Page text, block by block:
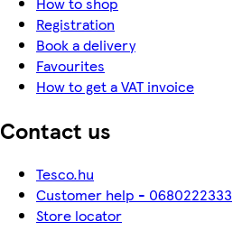
Registration
Book a delivery
Favourites
How to get a VAT invoice
Contact us
Tesco.hu
Customer help - 0680222333
Store locator